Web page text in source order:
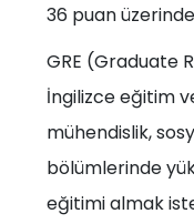
36 puan
GRE (Graduate
İngilizce eğitim
mühendislik,
bölümlerinde
eğitimi almak